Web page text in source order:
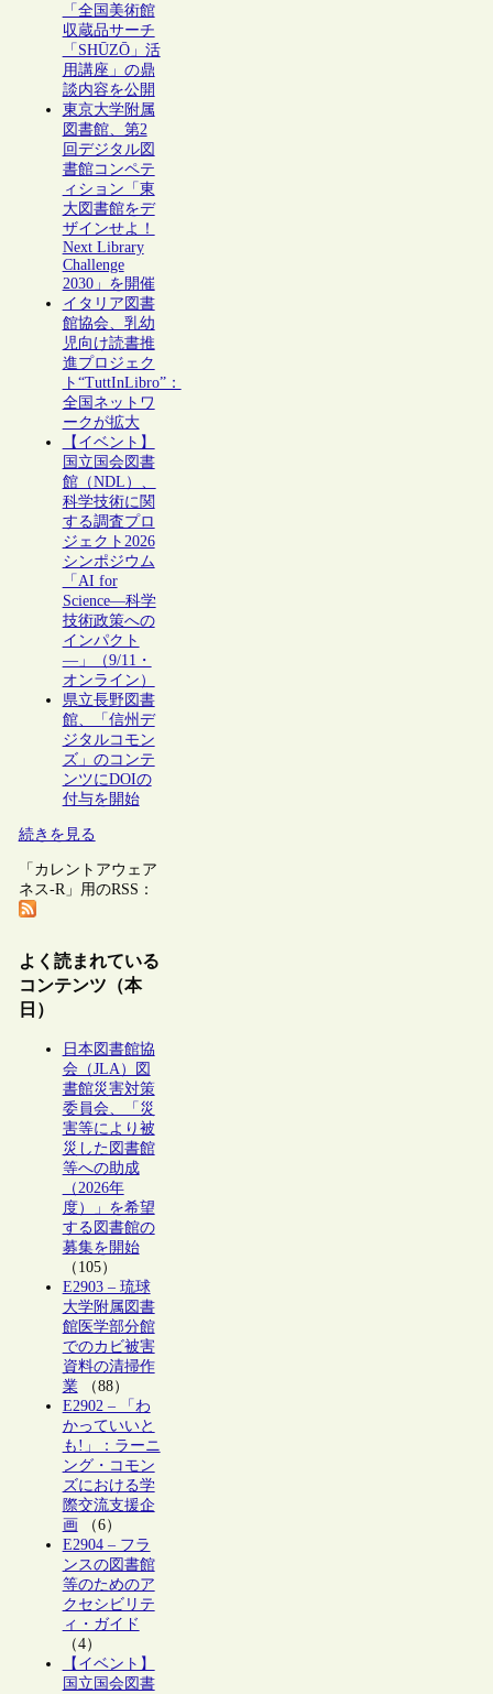
「全国美術館
収蔵品サーチ
「SHŪZŌ」活
用講座」の鼎
談内容を公開
東京大学附属
図書館、第2
回デジタル図
書館コンペテ
ィション「東
大図書館をデ
ザインせよ！
Next Library
Challenge
2030」を開催
イタリア図書
館協会、乳幼
児向け読書推
進プロジェク
ト“TuttInLibro”：
全国ネットワ
ークが拡大
【イベント】
国立国会図書
館（NDL）、
科学技術に関
する調査プロ
ジェクト2026
シンポジウム
「AI for
Science―科学
技術政策への
インパクト
―」（9/11・
オンライン）
県立長野図書
館、「信州デ
ジタルコモン
ズ」のコンテ
ンツにDOIの
付与を開始
続きを見る
「カレントアウェア
ネス-R」用のRSS：
よく読まれている
コンテンツ（本
日）
日本図書館協
会（JLA）図
書館災害対策
委員会、「災
害等により被
災した図書館
等への助成
（2026年
度）」を希望
する図書館の
募集を開始
（105）
E2903 – 琉球
大学附属図書
館医学部分館
でのカビ被害
資料の清掃作
業（88）
E2902 – 「わ
かっていいと
も!」：ラーニ
ング・コモン
ズにおける学
際交流支援企
画 （6）
E2904 – フラ
ンスの図書館
等のためのア
クセシビリテ
ィ・ガイド
（4）
【イベント】
国立国会図書